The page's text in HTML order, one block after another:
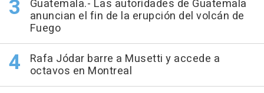
Guatemala.- Las autoridades de Guatemala
anuncian el fin de la erupción del volcán de
Fuego
Rafa Jódar barre a Musetti y accede a
octavos en Montreal